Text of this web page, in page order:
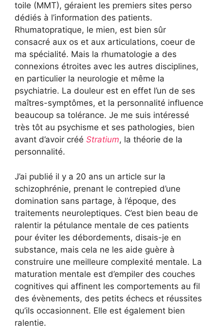
toile (MMT), géraient les premiers sites perso
dédiés à l’information des patients.
Rhumatopratique, le mien, est bien sûr
consacré aux os et aux articulations, coeur de
ma spécialité. Mais la rhumatologie a des
connexions étroites avec les autres disciplines,
en particulier la neurologie et même la
psychiatrie. La douleur est en effet l’un de ses
maîtres-symptômes, et la personnalité influence
beaucoup sa tolérance. Je me suis intéressé
très tôt au psychisme et ses pathologies, bien
avant d’avoir créé Stratium, la théorie de la
personnalité.
J’ai publié il y a 20 ans un article sur la
schizophrénie, prenant le contrepied d’une
domination sans partage, à l’époque, des
traitements neuroleptiques. C’est bien beau de
ralentir la pétulance mentale de ces patients
pour éviter les débordements, disais-je en
substance, mais cela ne les aide guère à
construire une meilleure complexité mentale. La
maturation mentale est d’empiler des couches
cognitives qui affinent les comportements au fil
des évènements, des petits échecs et réussites
qu’ils occasionnent. Elle est également bien
ralentie.